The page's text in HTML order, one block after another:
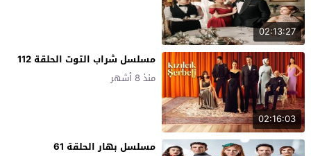
02:13:27
02:16:03
مسلسل شراب التوت الحلقة 112
منذ 8 أشهر
مسلسل بهار الحلقة 61